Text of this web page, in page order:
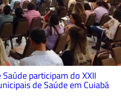
participam do XXII
de Saúde em Cuiabá